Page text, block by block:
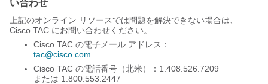
い合わせ
上記のオンライン リソースでは問題を解決できない場合は、
Cisco TAC にお問い合わせください。
Cisco TAC の電子メール アドレス：
tac@cisco.com
Cisco TAC の電話番号（北米）：1.408.526.7209
または 1.800.553.2447